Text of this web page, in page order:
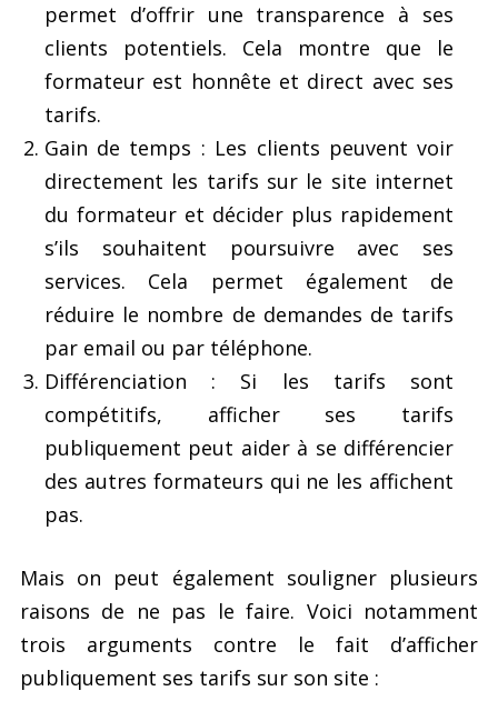
permet d’offrir une transparence à ses
clients potentiels. Cela montre que le
formateur est honnête et direct avec ses
tarifs.
Gain de temps : Les clients peuvent voir
directement les tarifs sur le site internet
du formateur et décider plus rapidement
s’ils souhaitent poursuivre avec ses
services. Cela permet également de
réduire le nombre de demandes de tarifs
par email ou par téléphone.
Différenciation : Si les tarifs sont
compétitifs, afficher ses tarifs
publiquement peut aider à se différencier
des autres formateurs qui ne les affichent
pas.
Mais on peut également souligner plusieurs
raisons de ne pas le faire. Voici notamment
trois arguments contre le fait d’afficher
publiquement ses tarifs sur son site :